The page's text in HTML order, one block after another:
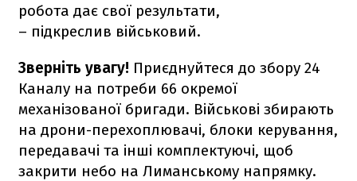
робота дає свої результати,
– підкреслив військовий.
Зверніть увагу! Приєднуйтеся до збору 24
Каналу на потреби 66 окремої
механізованої бригади. Військові збирають
на дрони-перехоплювачі, блоки керування,
передавачі та інші комплектуючі, щоб
закрити небо на Лиманському напрямку.